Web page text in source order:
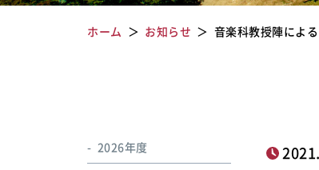
ホーム お知らせ 音楽科教授陣によ
2026年度